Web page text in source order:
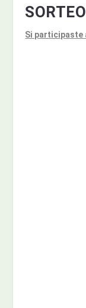
Si participaste